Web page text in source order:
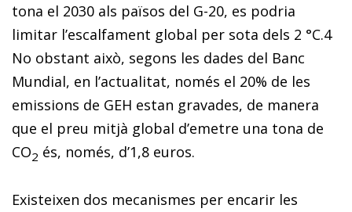
tona el 2030 als països del G-20, es podria
limitar l’escalfament global per sota dels 2 °C.4
No obstant això, segons les dades del Banc
Mundial, en l’actualitat, només el 20% de les
emissions de GEH estan gravades, de manera
que el preu mitjà global d’emetre una tona de
CO2 és, només, d’1,8 euros.
Existeixen dos mecanismes per encarir les